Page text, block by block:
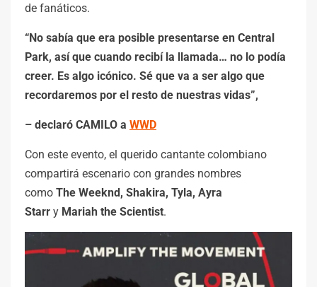
de fanáticos.
“No sabía que era posible presentarse en Central
Park, así que cuando recibí la llamada… no lo podía
creer. Es algo icónico. Sé que va a ser algo que
recordaremos por el resto de nuestras vidas”,
– declaró CAMILO a WWD
Con este evento, el querido cantante colombiano
compartirá escenario con grandes nombres
como The Weeknd, Shakira, Tyla, Ayra
Starr y Mariah the Scientist.